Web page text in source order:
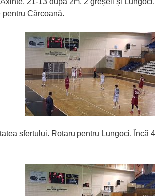
21-13 după 2m. 2 greșeli și
pentru Cârcoană.
sfertului. Rotaru pentru Lungoci. Încă